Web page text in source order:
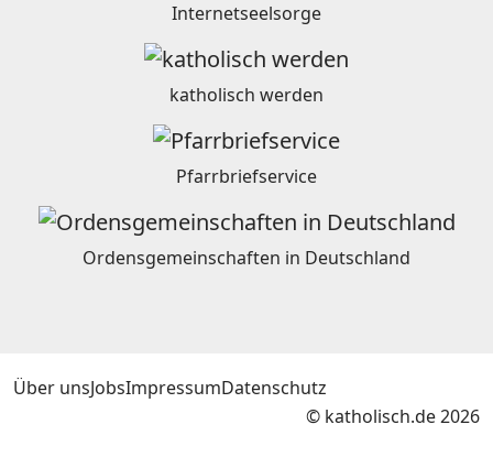
Internetseelsorge
katholisch werden
Pfarrbriefservice
Ordensgemeinschaften in Deutschland
Über unsJobsImpressumDatenschutz
© katholisch.de 2026